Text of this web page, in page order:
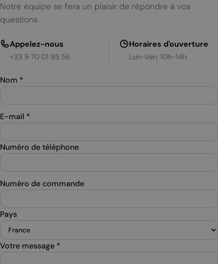
Notre équipe se fera un plaisir de répondre à vos
questions
Appelez-nous
+33 9 70 01 93 56
Horaires d'ouverture
Lun–Ven, 10h–14h
Nom *
E-mail *
Numéro de téléphone
Numéro de commande
Pays
Votre message *